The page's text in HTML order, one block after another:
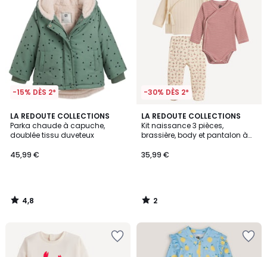
-15% DÈS 2*
LA REDOUTE COLLECTIONS
Parka chaude à capuche,
doublée tissu duveteux
45,99 €
4,8
/ 5
4,8
/
-30% DÈS 2*
LA REDOUTE COLLECTIONS
Kit naissance 3 pièces,
brassière, body et pantalon à
35,99 €
2
/
5
2
/